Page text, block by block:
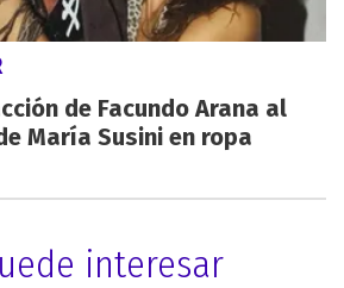
de Facundo Arana al
María Susini en ropa
interesar